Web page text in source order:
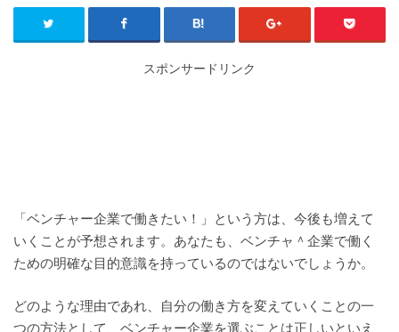
スポンサードリンク
「ベンチャー企業で働きたい！」という方は、今後も増えて
いくことが予想されます。あなたも、ベンチャ＾企業で働く
ための明確な目的意識を持っているのではないでしょうか。
どのような理由であれ、自分の働き方を変えていくことの一
つの方法として、ベンチャー企業を選ぶことは正しいといえ